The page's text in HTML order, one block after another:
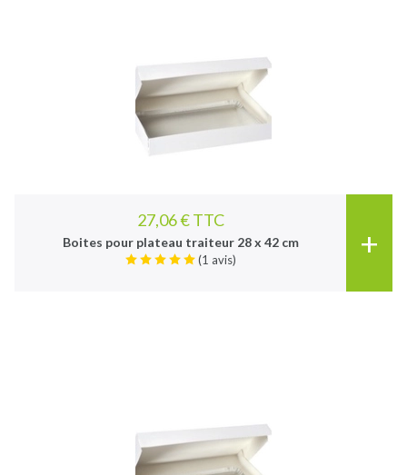
27,06 € TTC
Boites pour plateau traiteur 28 x 42 cm
(1 avis) +